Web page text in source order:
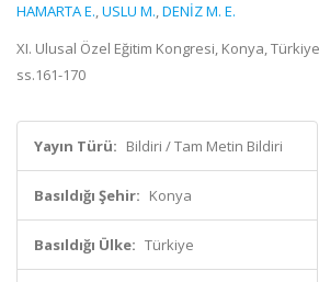
HAMARTA E.,USLU M.,DENİZ M. E.
XI. Ulusal Özel Eğitim Kongresi, Konya,
ss.161-170
Yayın Türü: Bildiri / Tam Metin Bildiri
Basıldığı Şehir: Konya
Basıldığı Ülke: Türkiye